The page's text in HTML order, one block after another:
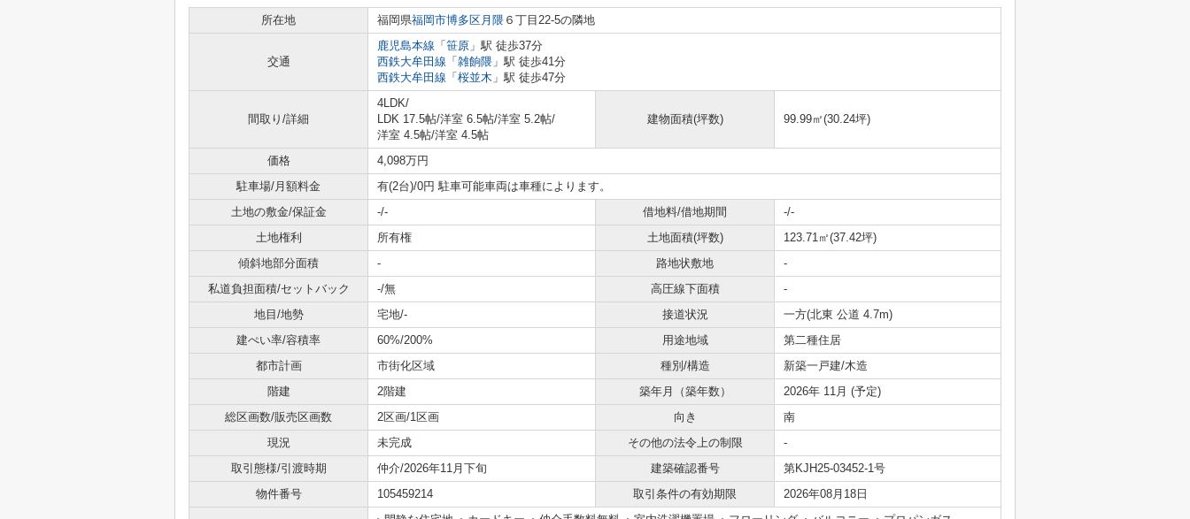
所在地 福岡県福岡市博多区月隈 ６丁目22-5の隣地
交通
鹿児島本線 「 笹原 」駅 徒歩37分
西鉄大牟田線 「 雑餉隈 」駅 徒歩41分
西鉄大牟田線 「 桜並木 」駅 徒歩47分
間取り/詳細
4LDK/
LDK 17.5帖/洋室 6.5帖/洋室 5.2帖/
洋室 4.5帖/洋室 4.5帖
建物面積(坪数) 99.99㎡(30.24坪)
価格
4,098万円
駐車場/月額料金
有(2台)/0円 駐車可能車両は車種によります。
土地の敷金/保証金
-/- 借地料/借地期間
-/-
土地権利
所有権 土地面積(坪数)
123.71㎡(37.42坪)
傾斜地部分面積
- 路地状敷地
-
私道負担面積/セットバック
-/無 高圧線下面積
-
地目/地勢
宅地/- 接道状況
一方(北東 公道 4.7m)
建ぺい率/容積率
60%/200% 用途地域
第二種住居
都市計画
市街化区域 種別/構造
新築一戸建/木造
階建
2階建 築年月（築年数）
2026年 11月 (予定)
総区画数/販売区画数
2区画/1区画 向き
南
現況
未完成 その他の法令上の制限
-
取引態様/引渡時期
仲介/2026年11月下旬 建築確認番号
第KJH25-03452-1号
物件番号
105459214 取引条件の有効期限
2026年08月18日